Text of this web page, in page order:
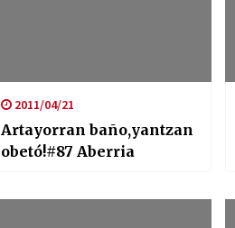
2011/04/21
Artayorran baño,yantzan
obetó!#87 Aberria